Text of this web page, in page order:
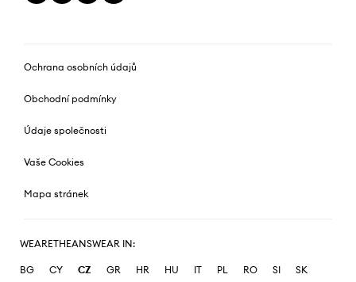
Ochrana osobních údajů
Obchodní podmínky
Údaje společnosti
Vaše Cookies
Mapa stránek
WEARETHEANSWEAR IN:
BG CY CZ GR HR HU IT PL RO SI SK